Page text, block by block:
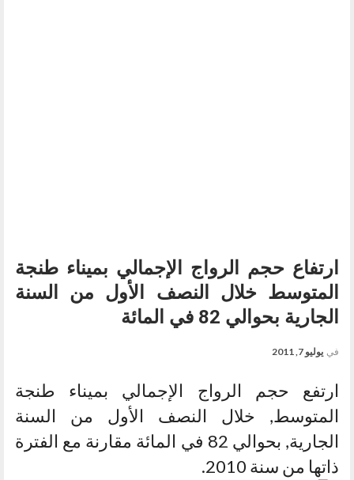
ارتفاع حجم الرواج الإجمالي بميناء طنجة
المتوسط خلال النصف الأول من السنة
الجارية بحوالي 82 في المائة
في يوليو 7, 2011
ارتفع حجم الرواج الإجمالي بميناء طنجة
المتوسط, خلال النصف الأول من السنة
الجارية, بحوالي 82 في المائة مقارنة مع الفترة
ذاتها من سنة 2010.